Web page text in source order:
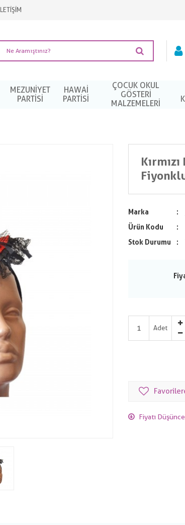
İLETİŞİM
MEZUNIYET
PARTISI
HAWAI
PARTISI
ÇOCUK OKUL
GÖSTERİ
MALZEMELERİ
Marka
Ürün Kodu
Stok Durumu
Adet
Fiyatı